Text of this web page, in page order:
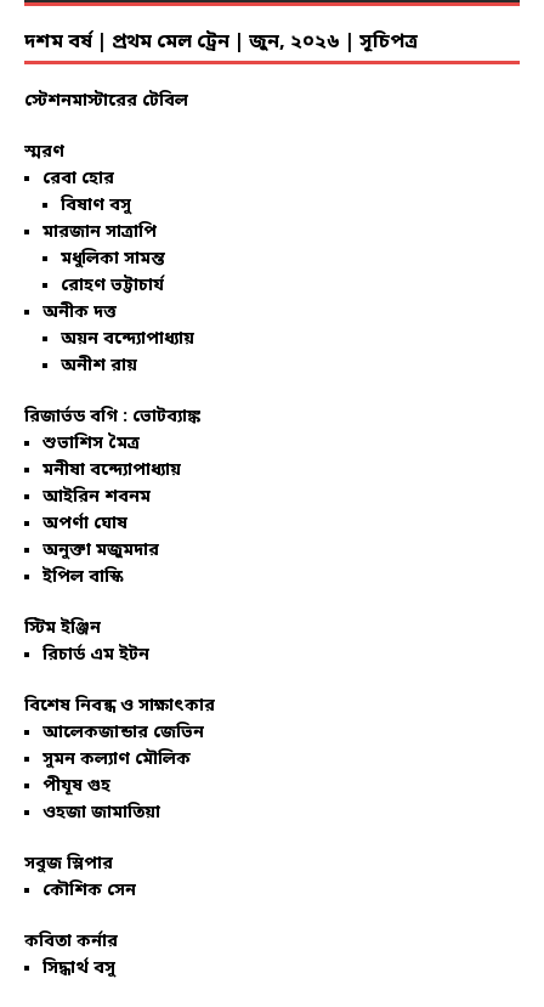
দশম বর্ষ | প্রথম মেল ট্রেন | জুন, ২০২৬ | সূচিপত্র
স্টেশনমাস্টারের টেবিল
স্মরণ
রেবা হোর
বিষাণ বসু
মারজান সাত্রাপি
মধুলিকা সামন্ত
রোহণ ভট্টাচার্য
অনীক দত্ত
অয়ন বন্দ্যোপাধ্যায়
অনীশ রায়
রিজার্ভড বগি : ভোটব্যাঙ্ক
শুভাশিস মৈত্র
মনীষা বন্দ্যোপাধ্যায়
আইরিন শবনম
অপর্ণা ঘোষ
অনুক্তা মজুমদার
ইপিল বাস্কি
স্টিম ইঞ্জিন
রিচার্ড এম ইটন
বিশেষ নিবন্ধ ও সাক্ষাৎকার
আলেকজান্ডার জেভিন
সুমন কল্যাণ মৌলিক
পীযূষ গুহ
ওহজা জামাতিয়া
সবুজ স্লিপার
কৌশিক সেন
কবিতা কর্নার
সিদ্ধার্থ বসু